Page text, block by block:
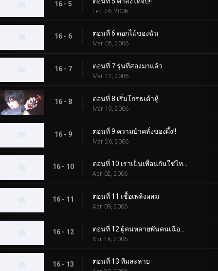
16 - 5
Feb. 26, 2006
16 - 6 ตอนที่ 6 ดอกไม้ของฉัน
Mar. 05, 2006
16 - 7 ตอนที่ 7 รุ่นที่สองมาแล้ว
Mar. 12, 2006
16 - 8 ตอนที่ 8 เริ่มโกรธเต้าหู้
Mar. 19, 2006
16 - 9 ตอนที่ 9 ความบ้าคลั่งของผึ้ง!!
Mar. 26, 2006
16 - 10 ตอนที่ 10 เราเป็นเพื่อนกันใช่ไหม?
Apr. 02, 2006
16 - 11 ตอนที่ 11 เชื้อเพลิงผสม
Apr. 09, 2006
16 - 12
Apr. 16, 2006
16 - 13 ตอนที่ 13 ทีมละลาย